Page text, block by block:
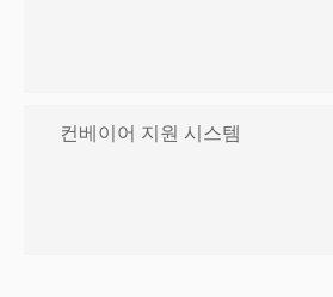
컨베이어 지원 시스템